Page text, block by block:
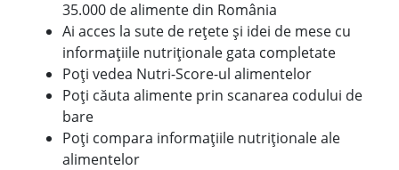
35.000 de alimente din România
Ai acces la sute de rețete și idei de mese cu
informațiile nutriționale gata completate
Poți vedea Nutri-Score-ul alimentelor
Poți căuta alimente prin scanarea codului de
bare
Poți compara informațiile nutriționale ale
alimentelor